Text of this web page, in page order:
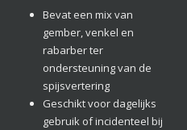
Bevat een mix van
gember, venkel en
rabarber ter
ondersteuning van de
spijsvertering
Geschikt voor dagelijks
gebruik of incidenteel bij